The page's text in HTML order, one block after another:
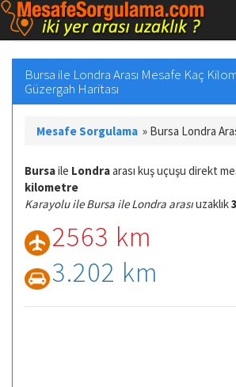
Bursa ile Londra Arası Mesafe Kaç
Güzergah Haritası
Mesafe Sorgulama » Bursa Londra
Bursaile Londraarası kuş uçuşu direkt
kilometre
Karayolu ile Bursa ile Londra arasıuzaklık
2563 km
3.202 km